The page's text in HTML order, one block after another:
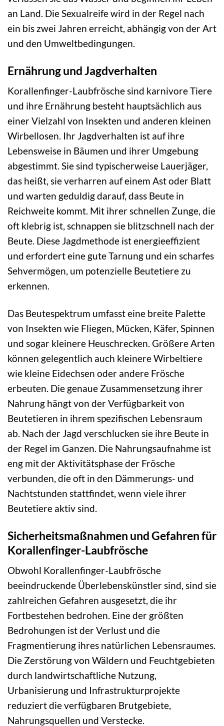
an Land. Die Sexualreife wird in der Regel nach
ein bis zwei Jahren erreicht, abhängig von der Art
und den Umweltbedingungen.
Ernährung und Jagdverhalten
Korallenfinger-Laubfrösche sind karnivore Tiere
und ihre Ernährung besteht hauptsächlich aus
einer Vielzahl von Insekten und anderen kleinen
Wirbellosen. Ihr Jagdverhalten ist auf ihre
Lebensweise in Bäumen und ihrer Umgebung
abgestimmt. Sie sind typischerweise Lauerjäger,
das heißt, sie verharren auf einem Ast oder Blatt
und warten geduldig darauf, dass Beute in
Reichweite kommt. Mit ihrer schnellen Zunge, die
oft klebrig ist, schnappen sie blitzschnell nach der
Beute. Diese Jagdmethode ist energieeffizient
und erfordert eine gute Tarnung und ein scharfes
Sehvermögen, um potenzielle Beutetiere zu
erkennen.
Das Beutespektrum umfasst eine breite Palette
von Insekten wie Fliegen, Mücken, Käfer, Spinnen
und sogar kleinere Heuschrecken. Größere Arten
können gelegentlich auch kleinere Wirbeltiere
wie kleine Eidechsen oder andere Frösche
erbeuten. Die genaue Zusammensetzung ihrer
Nahrung hängt von der Verfügbarkeit von
Beutetieren in ihrem spezifischen Lebensraum
ab. Nach der Jagd verschlucken sie ihre Beute in
der Regel im Ganzen. Die Nahrungsaufnahme ist
eng mit der Aktivitätsphase der Frösche
verbunden, die oft in den Dämmerungs- und
Nachtstunden stattfindet, wenn viele ihrer
Beutetiere aktiv sind.
Sicherheitsmaßnahmen und Gefahren für
Korallenfinger-Laubfrösche
Obwohl Korallenfinger-Laubfrösche
beeindruckende Überlebenskünstler sind, sind sie
zahlreichen Gefahren ausgesetzt, die ihr
Fortbestehen bedrohen. Eine der größten
Bedrohungen ist der Verlust und die
Fragmentierung ihres natürlichen Lebensraumes.
Die Zerstörung von Wäldern und Feuchtgebieten
durch landwirtschaftliche Nutzung,
Urbanisierung und Infrastrukturprojekte
reduziert die verfügbaren Brutgebiete,
Nahrungsquellen und Verstecke.